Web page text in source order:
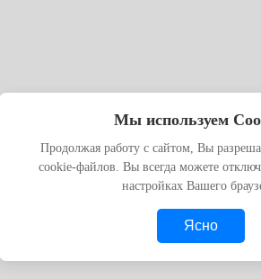
Заявка на безопасную
негебаритных грузов
Проверьте данные перед отправкой.
заявка будет отправлена, и менеджер
Обработкой
Мы используем
Продолжая работу с сайтом, Вы
cookie-файлов. Вы всегда можете
настройках Вашего
Ясно